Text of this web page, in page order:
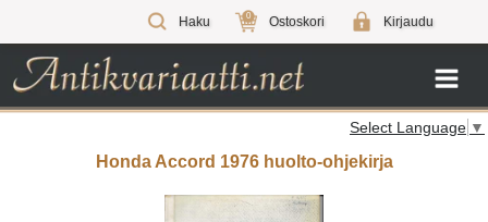
Haku 0 Ostoskori Kirjaudu
Select Language ▼
Honda Accord 1976 huolto-ohjekirja